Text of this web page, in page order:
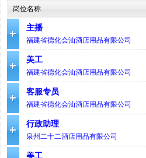
岗位名称
主播
福建省德化会汕酒店用品有限公司
美工
福建省德化会汕酒店用品有限公司
客服专员
福建省德化会汕酒店用品有限公司
行政助理
泉州二十二酒店用品有限公司
美工